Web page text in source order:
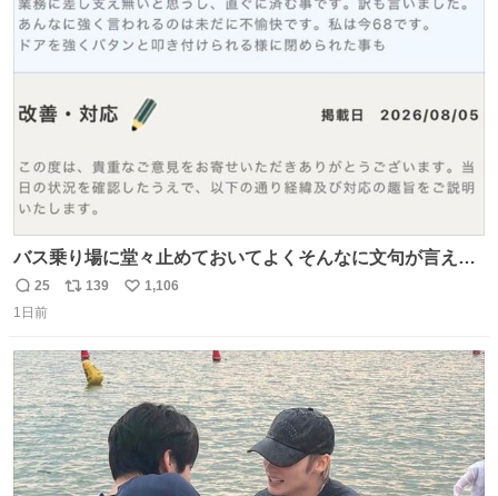
ト
数
数
バス乗り場に堂々止めておいてよくそんなに文句が言える
ね 運転士は日本人やったのなら韓国人は関係ないし、なん
なら68歳も関係ない…
返
信
25
リ
ト
数
139
い
数
1,106
1日前